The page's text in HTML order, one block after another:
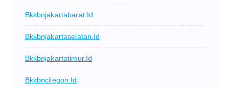
Bkkbnjakartabarat.id
Bkkbnjakartaselatan.id
Bkkbnjakartatimur.id
Bkkbncilegon.id